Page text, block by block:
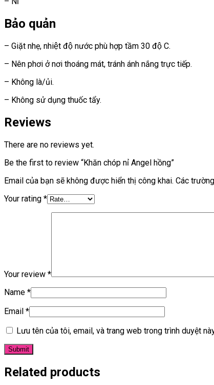
Bảo quản
– Giặt nhẹ, nhiệt độ nước phù hợp tầm 30 độ C.
– Nên phơi ở nơi thoáng mát, tránh ánh nắng trực tiếp.
– Không là/ủi.
– Không sử dụng thuốc tẩy.
Reviews
There are no reviews yet.
Be the first to review “Khăn chóp nỉ Angel hồng”
Email của bạn sẽ không được hiển thị công khai. Các
Your rating *
Your review *
Name *
Email *
Lưu tên của tôi, email, và trang web trong trình duyệt
Related products